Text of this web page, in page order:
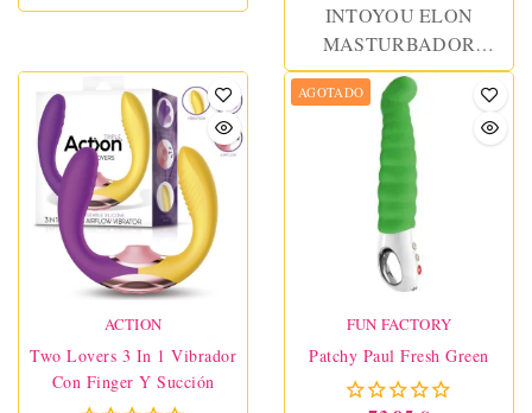
INTOYOU ELON
MASTURBADOR
INTELIGENTE
FUNCIÓN UP AND
DOWN, CALOR,
VIBRACIÓN Y
SOPORTE MOVIL
ACTION
Two Lovers 3 In 1 Vibrador
Con Finger Y Succión
AGOTADO
FUN FACTORY
Patchy Paul Fresh Green